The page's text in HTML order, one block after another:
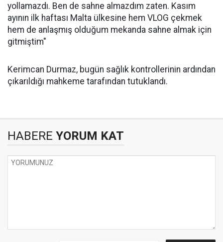
yollamazdı. Ben de sahne almazdım zaten. Kasım
ayının ilk haftası Malta ülkesine hem VLOG çekmek
hem de anlaşmış olduğum mekanda sahne almak için
gitmiştim"
Kerimcan Durmaz, bugün sağlık kontrollerinin ardından
çıkarıldığı mahkeme tarafından tutuklandı.
HABERE YORUM KAT